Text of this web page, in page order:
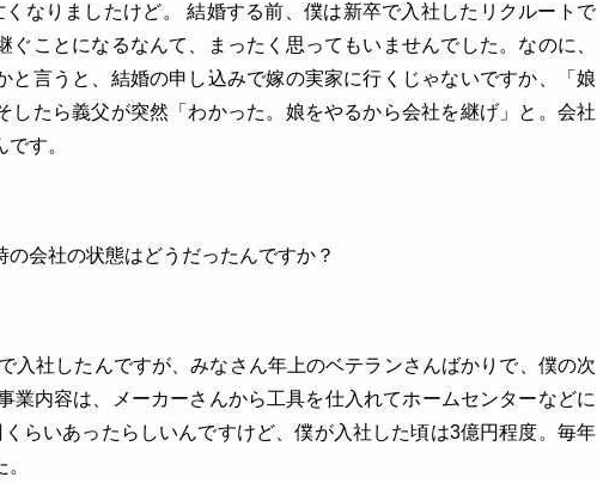
なりましたけど。 結婚する前、僕は新卒で入社したリクルートで
ぐことになるなんて、まったく思ってもいませんでした。なのに、
と言うと、結婚の申し込みで嫁の実家に行くじゃないですか、「娘
したら義父が突然「わかった。娘をやるから会社を継げ」と。会社
す。
会社の状態はどうだったんですか？
入社したんですが、みなさん年上のベテランさんばかりで、僕の次
業内容は、メーカーさんから工具を仕入れてホームセンターなどに
らいあったらしいんですけど、僕が入社した頃は3億円程度。毎年